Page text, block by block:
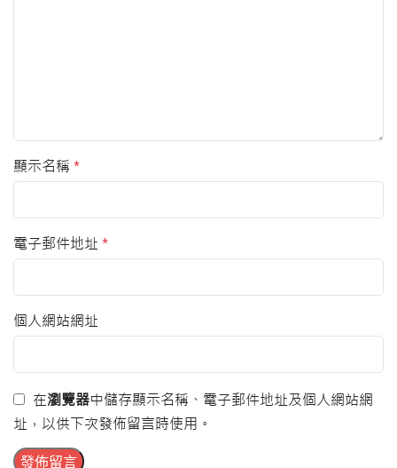
顯示名稱 *
電子郵件地址 *
個人網站網址
在瀏覽器中儲存顯示名稱、電子郵件地址及個人網站網
址，以供下次發佈留言時使用。